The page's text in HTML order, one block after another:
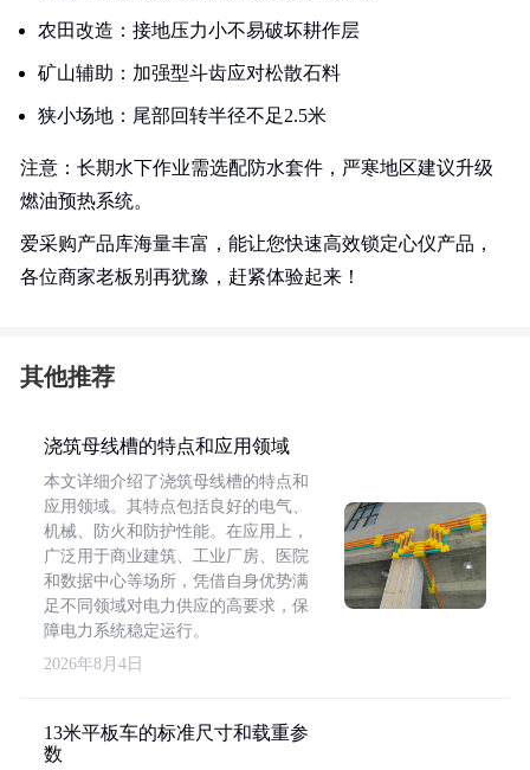
农田改造：接地压力小不易破坏耕作层
矿山辅助：加强型斗齿应对松散石料
狭小场地：尾部回转半径不足2.5米
注意：长期水下作业需选配防水套件，严寒地区建议升级
燃油预热系统。
爱采购产品库海量丰富，能让您快速高效锁定心仪产品，
各位商家老板别再犹豫，赶紧体验起来！
其他推荐
浇筑母线槽的特点和应用领域
本文详细介绍了浇筑母线槽的特点和
应用领域。其特点包括良好的电气、
机械、防火和防护性能。在应用上，
广泛用于商业建筑、工业厂房、医院
和数据中心等场所，凭借自身优势满
足不同领域对电力供应的高要求，保
障电力系统稳定运行。
2026年8月4日
13米平板车的标准尺寸和载重参
数